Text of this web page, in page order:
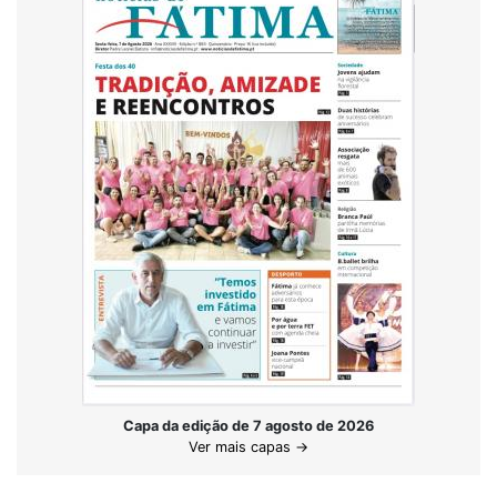
Capa da edição de 7 agosto de 2026
Ver mais capas →